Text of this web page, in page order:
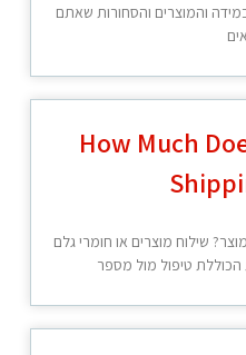
והמוצרים והסחורות שאתם
How Much
שילוח מוצרים או חומרי גלם
טיפול מול מספר